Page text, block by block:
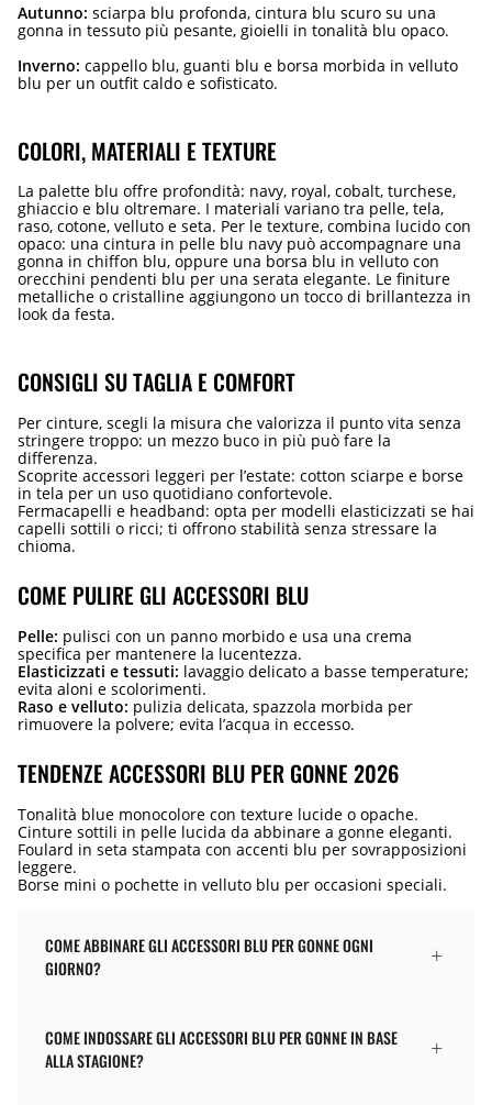
Autunno: sciarpa blu profonda, cintura blu scuro su una
gonna in tessuto più pesante, gioielli in tonalità blu opaco.
Inverno: cappello blu, guanti blu e borsa morbida in velluto
blu per un outfit caldo e sofisticato.
COLORI, MATERIALI E TEXTURE
La palette blu offre profondità: navy, royal, cobalt, turchese,
ghiaccio e blu oltremare. I materiali variano tra pelle, tela,
raso, cotone, velluto e seta. Per le texture, combina lucido con
opaco: una cintura in pelle blu navy può accompagnare una
gonna in chiffon blu, oppure una borsa blu in velluto con
orecchini pendenti blu per una serata elegante. Le finiture
metalliche o cristalline aggiungono un tocco di brillantezza in
look da festa.
CONSIGLI SU TAGLIA E COMFORT
Per cinture, scegli la misura che valorizza il punto vita senza
stringere troppo: un mezzo buco in più può fare la
differenza.
Scoprite accessori leggeri per l’estate: cotton sciarpe e borse
in tela per un uso quotidiano confortevole.
Fermacapelli e headband: opta per modelli elasticizzati se hai
capelli sottili o ricci; ti offrono stabilità senza stressare la
chioma.
COME PULIRE GLI ACCESSORI BLU
Pelle: pulisci con un panno morbido e usa una crema
specifica per mantenere la lucentezza.
Elasticizzati e tessuti: lavaggio delicato a basse temperature;
evita aloni e scolorimenti.
Raso e velluto: pulizia delicata, spazzola morbida per
rimuovere la polvere; evita l’acqua in eccesso.
TENDENZE ACCESSORI BLU PER GONNE 2026
Tonalità blue monocolore con texture lucide o opache.
Cinture sottili in pelle lucida da abbinare a gonne eleganti.
Foulard in seta stampata con accenti blu per sovrapposizioni
leggere.
Borse mini o pochette in velluto blu per occasioni speciali.
COME ABBINARE GLI ACCESSORI BLU PER GONNE OGNI
GIORNO?
COME INDOSSARE GLI ACCESSORI BLU PER GONNE IN BASE
ALLA STAGIONE?